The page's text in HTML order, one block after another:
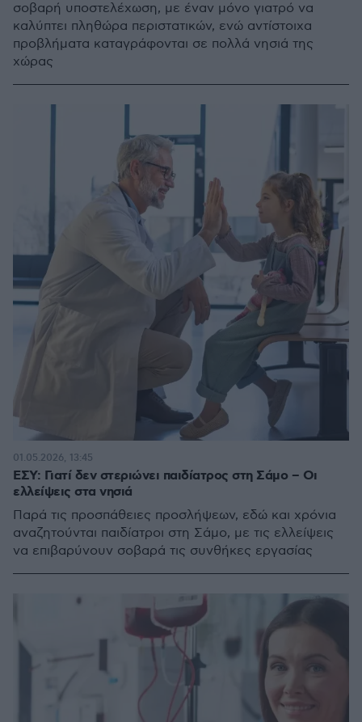
σοβαρή υποστελέχωση, με έναν μόνο γιατρό να
καλύπτει πληθώρα περιστατικών, ενώ αντίστοιχα
προβλήματα καταγράφονται σε πολλά νησιά της
χώρας
ΕΣΥ: Γιατί δεν στεριώνει παιδίατρος στη Σάμο – Οι
ελλείψεις στα νησιά
Παρά τις προσπάθειες προσλήψεων, εδώ και χρόνια
αναζητούνται παιδίατροι στη Σάμο, με τις ελλείψεις
να επιβαρύνουν σοβαρά τις συνθήκες εργασίας
01.05.2026, 13:45